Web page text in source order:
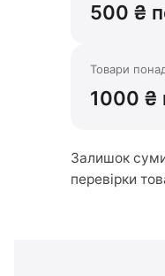
500 ₴
Товари
1000 ₴
Залишок
перевірки